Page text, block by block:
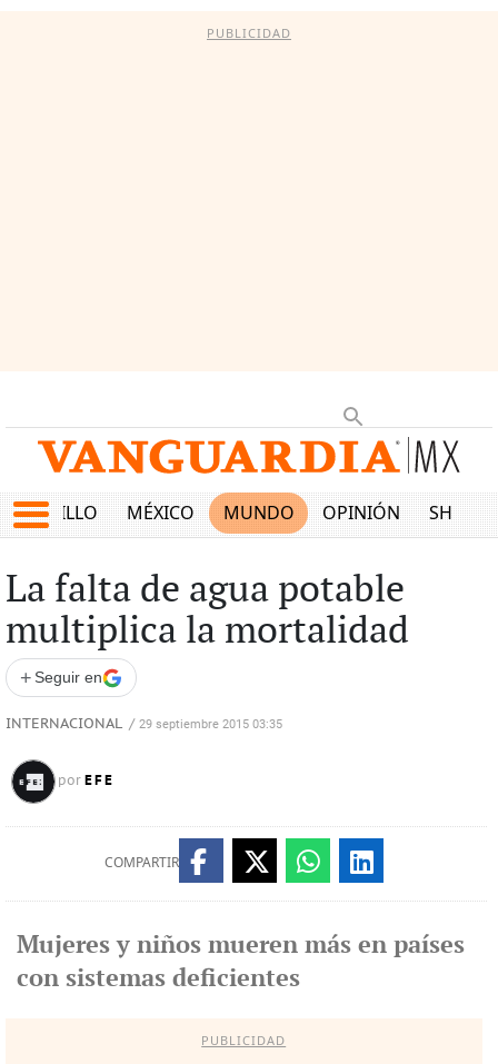
PUBLICIDAD
SALTILLO MÉXICO MUNDO OPINIÓN SHOW
La falta de agua potable
multiplica la mortalidad
+ Seguir en
INTERNACIONAL / 29 septiembre 2015 03:35
por EFE
COMPARTIR
Mujeres y niños mueren más en países
con sistemas deficientes
PUBLICIDAD